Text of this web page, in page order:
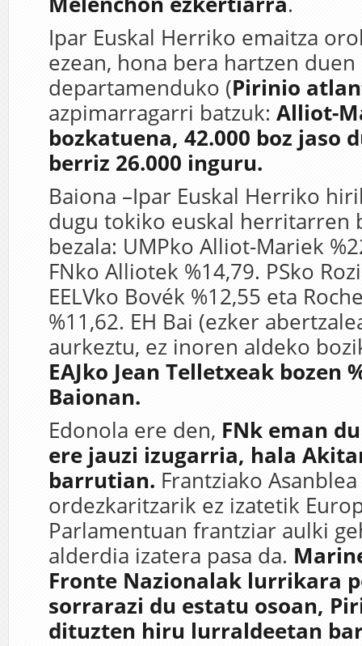
Ipar Euskal Herriko emaitza
ezean, hona bera hartzen duen
departamenduko (Pirinio
azpimarragarri batzuk: Alliot-
bozkatuena, 42.000 boz jaso
berriz 26.000 inguru.
Baiona –Ipar Euskal Herriko
dugu tokiko euskal herritarren
bezala: UMPko Alliot-Mariek
FNko Alliotek %14,79. PSko
EELVko Bovék %12,55 eta
%11,62. EH Bai (ezker
aurkeztu, ez inoren aldeko
EAJko Jean Telletxeak bozen
Baionan.
Edonola ere den, FNk eman
ere jauzi izugarria, hala
barrutian. Frantziako
ordezkaritzarik ez izatetik
Parlamentuan frantziar aulki
alderdia izatera pasa da.
Fronte Nazionalak lurrikara
sorrarazi du estatu osoan,
dituzten hiru lurraldeetan